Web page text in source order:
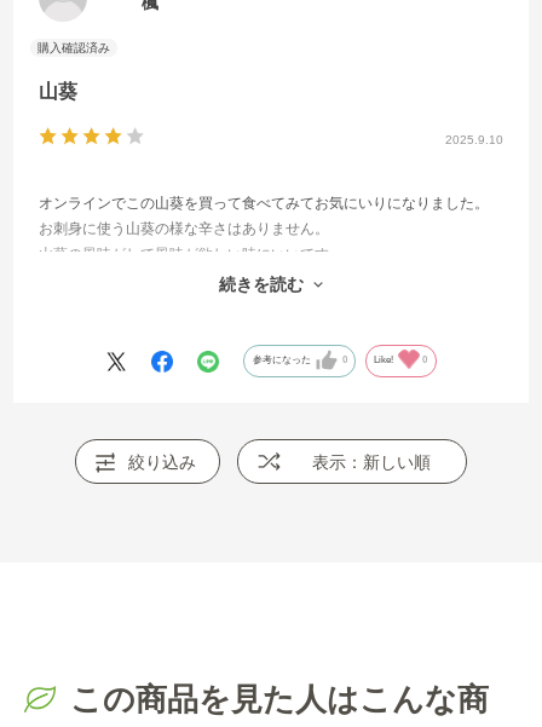
2025.9.10
山葵
オンラインでこの山葵を買って食べてみてお気にいりになりました。
お刺身に使う山葵の様な辛さはありません。
山葵の風味がして風味が欲しい時にいいです。
辛くないので納豆や豆腐、ソテーしたお肉、白米にかつお節とこの山
続きを読む
参考になった 0 Like! 0
絞り込み 表示：新しい順
この商品を見た人はこんな商